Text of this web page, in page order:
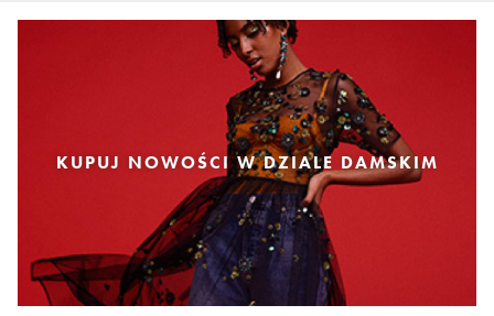
KUPUJ NOWOŚCI W DZIALE DAMSKIM